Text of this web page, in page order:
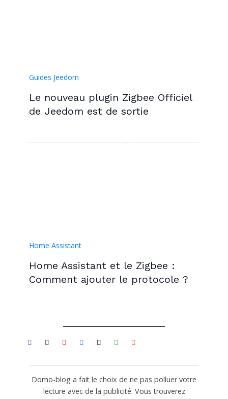
Guides Jeedom
Le nouveau plugin Zigbee Officiel
de Jeedom est de sortie
Home Assistant
Home Assistant et le Zigbee :
Comment ajouter le protocole ?
Domo-blog a fait le choix de ne pas polluer votre
lecture avec de la publicité. Vous trouverez